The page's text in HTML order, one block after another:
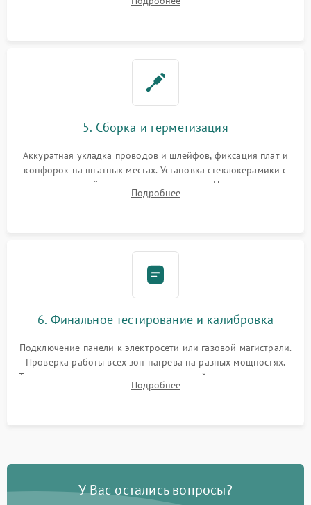
дорожек. Очистка контактов и замена поврежденной
5. Сборка и герметизация
Аккуратная укладка проводов и шлейфов, фиксация плат и
конфорок на штатных местах. Установка стеклокерамики с
проверкой равномерности зазоров. Нанесение
термостойкого герметика или укладка уплотнительной
Подробнее
6. Финальное тестирование и калибровка
Подключение панели к электросети или газовой магистрали.
Проверка работы всех зон нагрева на разных мощностях.
Тестирование сенсорного управления, таймера, индикаторов
остаточного тепла и систем защиты от перегрева.
Подробнее
У Вас остались вопросы?